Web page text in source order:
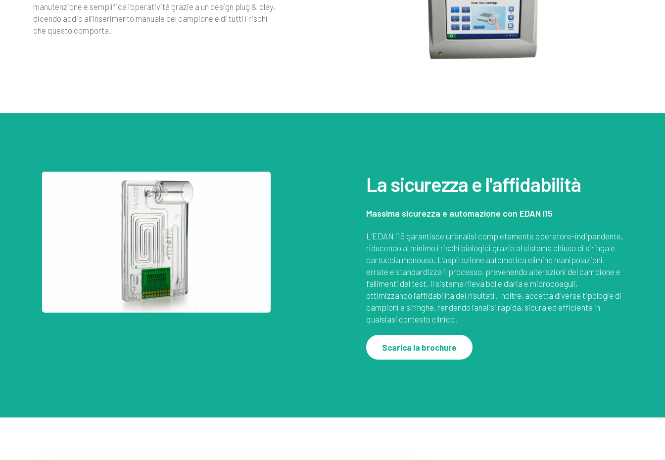
manutenzione e semplifica l’operatività grazie a un design plug & play,
dicendo addio all’inserimento manuale del campione e di tutti i rischi
che questo comporta.
La sicurezza e l'affidabilità
Massima sicurezza e automazione con EDAN i15
L’EDAN i15 garantisce un’analisi completamente operatore-indipendente,
riducendo al minimo i rischi biologici grazie al sistema chiuso di siringa e
cartuccia monouso. L’aspirazione automatica elimina manipolazioni
errate e standardizza il processo, prevenendo alterazioni del campione e
fallimenti del test. Il sistema rileva bolle d’aria e microcoaguli,
ottimizzando l’affidabilità dei risultati. Inoltre, accetta diverse tipologie di
campioni e siringhe, rendendo l’analisi rapida, sicura ed efficiente in
qualsiasi contesto clinico.
Scarica la brochure